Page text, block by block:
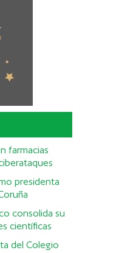
farmacias
presidenta
consolida su
científicas
del Colegio